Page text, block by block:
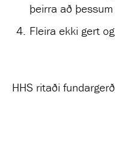
þeirra að
Fleira ekki gert
HHS ritaði fundargerð.